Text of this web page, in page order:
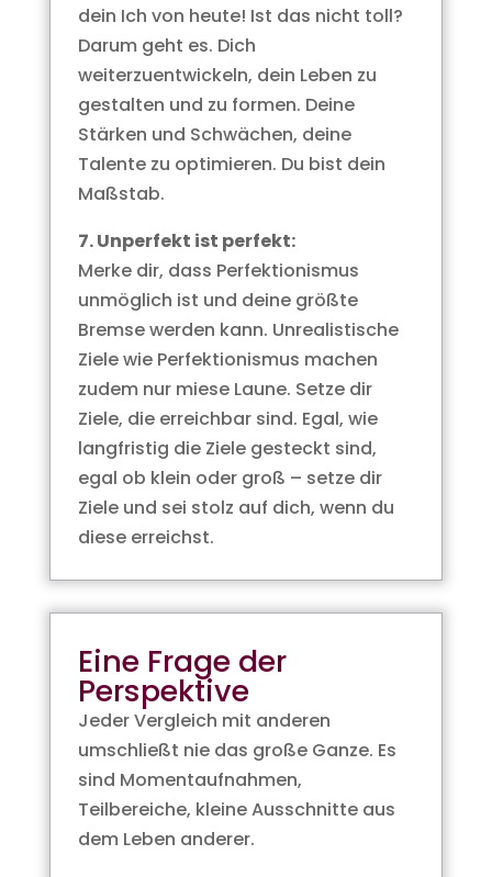
dein Ich von heute! Ist das nicht toll?
Darum geht es. Dich
weiterzuentwickeln, dein Leben zu
gestalten und zu formen. Deine
Stärken und Schwächen, deine
Talente zu optimieren. Du bist dein
Maßstab.
7. Unperfekt ist perfekt:
Merke dir, dass Perfektionismus
unmöglich ist und deine größte
Bremse werden kann. Unrealistische
Ziele wie Perfektionismus machen
zudem nur miese Laune. Setze dir
Ziele, die erreichbar sind. Egal, wie
langfristig die Ziele gesteckt sind,
egal ob klein oder groß – setze dir
Ziele und sei stolz auf dich, wenn du
diese erreichst.
Eine Frage der
Perspektive
Jeder Vergleich mit anderen
umschließt nie das große Ganze. Es
sind Momentaufnahmen,
Teilbereiche, kleine Ausschnitte aus
dem Leben anderer.